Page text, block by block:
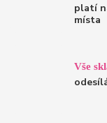
platí
místa
Vše